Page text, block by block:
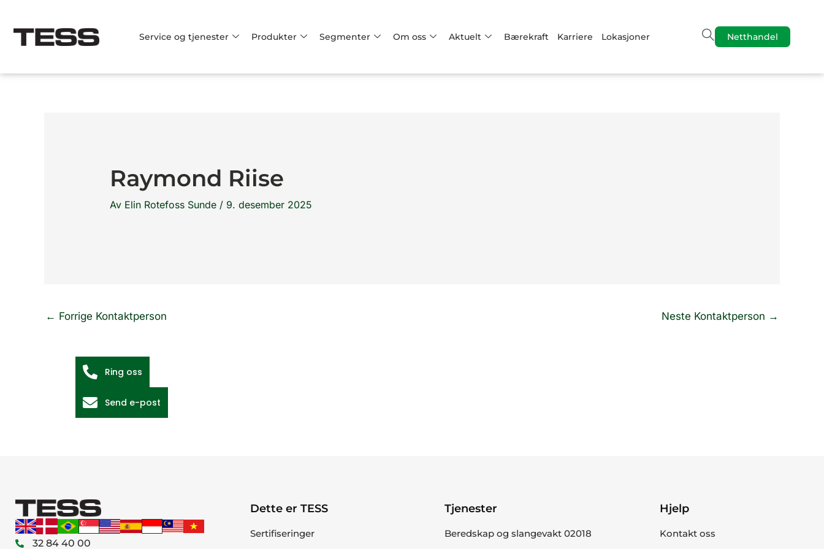
rett
Service og tjenester Produkter Segmenter Om oss Aktuelt Bærekraft Karriere Lokasjoner Netthandel
Raymond Riise
Av Elin Rotefoss Sunde / 9. desember 2025
← Forrige Kontaktperson Neste Kontaktperson →
32 84 40 00
Dette er TESS
Sertifiseringer
Tjenester
Beredskap og slangevakt 02018
Hjelp
Kontakt oss
Ring oss
Send e-post